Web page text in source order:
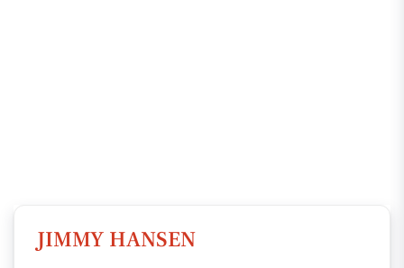
JIMMY HANSEN